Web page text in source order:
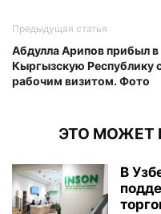
Предыдущая статья
Абдулла Арипов прибыл в
Кыргызскую Республику
рабочим визитом. Фото
ЭТО МОЖЕТ
В